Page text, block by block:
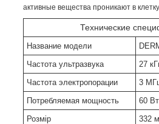
активные вещества проникают в
Технические
Название модели
Частота ультразвука
27
Частота электропорации
3
Потребляемая мощность
60 Вт
Розмір
332